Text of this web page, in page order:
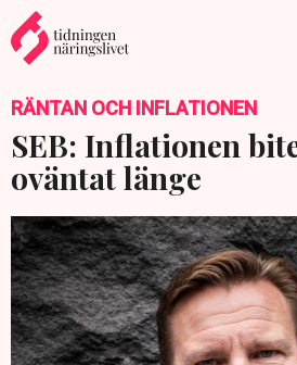
RÄNTAN OCH INFLATIONEN
SEB: Inflationen
oväntat länge